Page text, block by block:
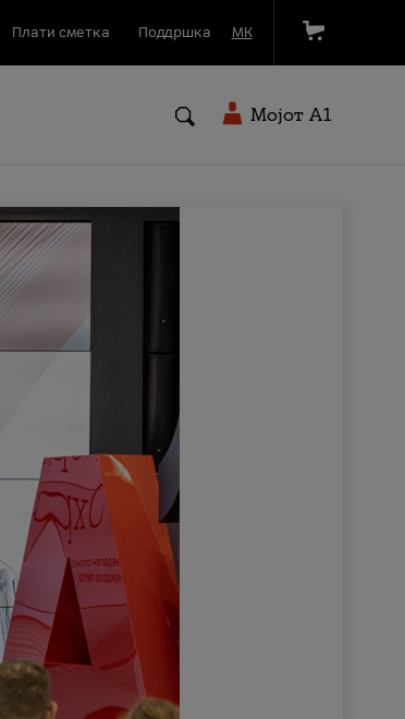
Плати сметка Поддршка МК
Мојот A1